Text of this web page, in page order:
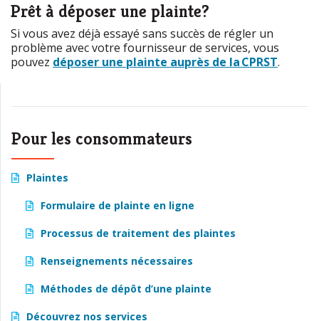
Prêt à déposer une plainte?
Si vous avez déjà essayé sans succès de régler un
problème avec votre fournisseur de services, vous
pouvez déposer une plainte auprès de la CPRST.
Pour les consommateurs
Plaintes
Formulaire de plainte en ligne
Processus de traitement des plaintes
Renseignements nécessaires
Méthodes de dépôt d’une plainte
Découvrez nos services